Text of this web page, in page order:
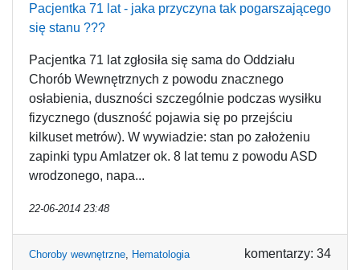
Pacjentka 71 lat - jaka przyczyna tak pogarszającego
się stanu ???
Pacjentka 71 lat zgłosiła się sama do Oddziału
Chorób Wewnętrznych z powodu znacznego
osłabienia, duszności szczególnie podczas wysiłku
fizycznego (duszność pojawia się po przejściu
kilkuset metrów). W wywiadzie: stan po założeniu
zapinki typu Amlatzer ok. 8 lat temu z powodu ASD
wrodzonego, napa...
22-06-2014 23:48
Choroby wewnętrzne, Hematologia komentarzy: 34